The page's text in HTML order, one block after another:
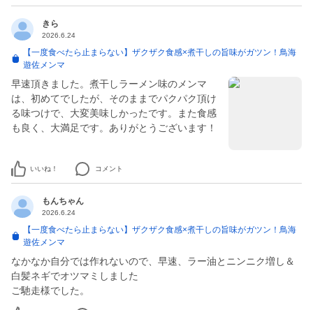
きら
2026.6.24
【一度食べたら止まらない】ザクザク食感×煮干しの旨味がガツン！鳥海
遊佐メンマ
早速頂きました。煮干しラーメン味のメンマ
は、初めてでしたが、そのままでパクパク頂け
る味つけで、大変美味しかったです。また食感
も良く、大満足です。ありがとうございます！
いいね！ コメント
もんちゃん
2026.6.24
【一度食べたら止まらない】ザクザク食感×煮干しの旨味がガツン！鳥海
遊佐メンマ
なかなか自分では作れないので、早速、ラー油とニンニク増し＆
白髪ネギでオツマミしました
ご馳走様でした。